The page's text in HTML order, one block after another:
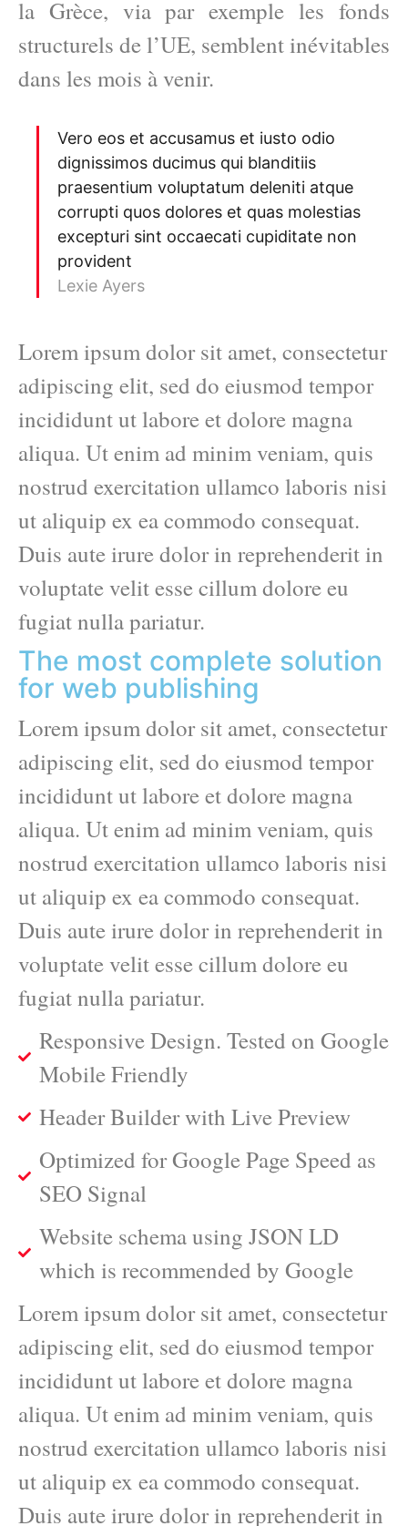
la Grèce, via par exemple les fonds
structurels de l’UE, semblent inévitables
dans les mois à venir.
Vero eos et accusamus et iusto odio
dignissimos ducimus qui blanditiis
praesentium voluptatum deleniti atque
corrupti quos dolores et quas molestias
excepturi sint occaecati cupiditate non
provident
Lexie Ayers
Lorem ipsum dolor sit amet, consectetur
adipiscing elit, sed do eiusmod tempor
incididunt ut labore et dolore magna
aliqua. Ut enim ad minim veniam, quis
nostrud exercitation ullamco laboris nisi
ut aliquip ex ea commodo consequat.
Duis aute irure dolor in reprehenderit in
voluptate velit esse cillum dolore eu
fugiat nulla pariatur.
The most complete solution
for web publishing
Lorem ipsum dolor sit amet, consectetur
adipiscing elit, sed do eiusmod tempor
incididunt ut labore et dolore magna
aliqua. Ut enim ad minim veniam, quis
nostrud exercitation ullamco laboris nisi
ut aliquip ex ea commodo consequat.
Duis aute irure dolor in reprehenderit in
voluptate velit esse cillum dolore eu
fugiat nulla pariatur.
Responsive Design. Tested on Google
Mobile Friendly
Header Builder with Live Preview
Optimized for Google Page Speed as
SEO Signal
Website schema using JSON LD
which is recommended by Google
Lorem ipsum dolor sit amet, consectetur
adipiscing elit, sed do eiusmod tempor
incididunt ut labore et dolore magna
aliqua. Ut enim ad minim veniam, quis
nostrud exercitation ullamco laboris nisi
ut aliquip ex ea commodo consequat.
Duis aute irure dolor in reprehenderit in